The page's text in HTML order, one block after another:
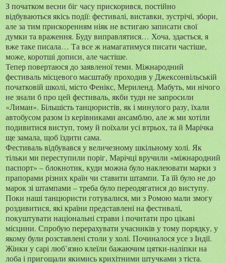
З початком весни біг часу прискорився, постійно
відбуваються якісь події: фестивалі, виставки, зустрічі, збори,
але за тим прискоренням ніяк не встигаю записати свої
думки та враження. Буду виправлятися… Хоча, здається, я
вже таке писала… Та все ж намагатимуся писати частіше,
може, коротші дописи, але частіше.
Тепер повертаюся до заявленої теми. Міжнародний
фестиваль місцевого масштабу проходив у Джексонвільській
початковій школі, місто Фенікс, Мериленд. Мабуть, ми нічого
не знали б про цей фестиваль, якби туди не запросили
«Лиман». Більшість танцюристів, як і минулого разу, їхали
автобусом разом із керівниками ансамблю, але ж ми хотіли
подивитися виступ, тому й поїхали усі втрьох, та й Марічка
ще замала, щоб їздити сама.
Фестиваль відбувався у величезному шкільному холі. Як
тільки ми переступили поріг, Марічці вручили «міжнародний
паспорт» – блокнотик, куди можна було наклеювати марки з
прапорами різних країн чи ставити штампи. Та їй було не до
марок зі штампами – треба було переодягатися до виступу.
Поки наші танцюристи готувалися, ми з Ромою мали змогу
роздивитися, які країни представлені на фестивалі,
покуштувати національні страви і почитати про цікаві
місцини. Спробую перерахувати учасників у тому порядку, у
якому були розставлені столи у холі. Починалося усе з Індії.
Жінки у сарі люб’язно клеїли бажаючим цятки-наліпки на
лоба і пригощали якимись крихітними штучками з тіста.